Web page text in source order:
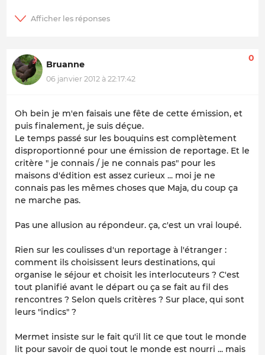
Bruanne
06 janvier 2012 à 22:17:42
0
Oh bein je m'en faisais une fête de cette émission, et
puis finalement, je suis déçue.
Le temps passé sur les bouquins est complètement
disproportionné pour une émission de reportage. Et le
critère " je connais / je ne connais pas" pour les
maisons d'édition est assez curieux ... moi je ne
connais pas les mêmes choses que Maja, du coup ça
ne marche pas.
Pas une allusion au répondeur. ça, c'est un vrai loupé.
Rien sur les coulisses d'un reportage à l'étranger :
comment ils choisissent leurs destinations, qui
organise le séjour et choisit les interlocuteurs ? C'est
tout planifié avant le départ ou ça se fait au fil des
rencontres ? Selon quels critères ? Sur place, qui sont
leurs "indics" ?
Mermet insiste sur le fait qu'il lit ce que tout le monde
lit pour savoir de quoi tout le monde est nourri ... mais